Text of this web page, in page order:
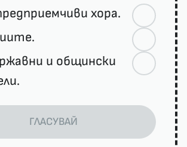
хора.
и общински
ГЛАСУВАЙ